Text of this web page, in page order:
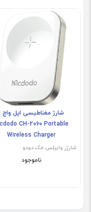
شارژ مغناطیسی اپل واچ
CH-2060 Portable
Wireless Charger
شارژر وایرلس مک دودو
ناموجود